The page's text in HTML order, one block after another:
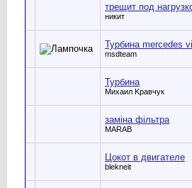
трещит под
никит
Турбина mercedes
msdteam
Турбина
Михаил Kравчук
заміна фільтра
MARAB
Цокот в двигателе
blekneit